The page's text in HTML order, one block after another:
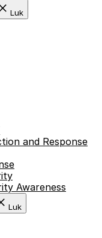
Luk
and Response
Awareness
Luk